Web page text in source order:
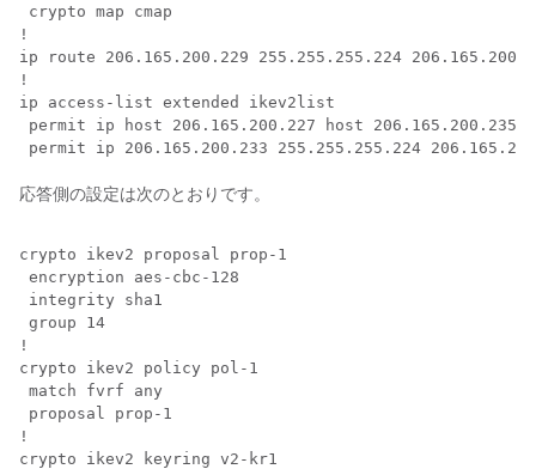
crypto map cmap
!
ip route 206.165.200.229 255.255.255.224
!
ip access-list extended ikev2list
permit ip host 206.165.200.227 host 206.165.200.235
応答側の設定は次のとおりです。
crypto ikev2 proposal prop-1
encryption aes-cbc-128
integrity sha1
group 14
!
crypto ikev2 policy pol-1
match fvrf any
proposal prop-1
!
crypto ikev2 keyring v2-kr1